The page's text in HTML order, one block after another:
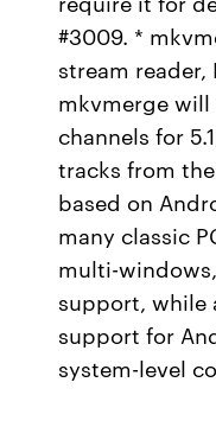
#3009. *
stream reader,
mkvmerge
channels for
tracks from
based on
many classic
multi-
support, while
support for
system-level